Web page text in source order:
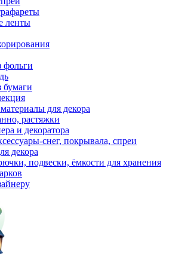
ленты
фольги
бумаги
для декора
растяжки
и декоратора
снег, покрывала, спреи
декора
подвески, ёмкости для хранения